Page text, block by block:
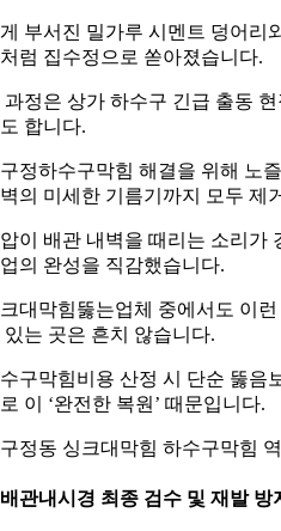
부서진 밀가루 시멘트 덩어리
럼 집수정으로 쏟아졌습니다.
과정은 상가 하수구 긴급 출동
합니다.
정하수구막힘 해결을 위해 노
의 미세한 기름기까지 모두 제
이 배관 내벽을 때리는 소리가
의 완성을 직감했습니다.
대막힘뚫는업체 중에서도 이
있는 곳은 흔치 않습니다.
구막힘비용 산정 시 단순 뚫음
이 ‘완전한 복원’ 때문입니다.
정동 싱크대막힘 하수구막힘
관내시경 최종 검수 및 재발 방